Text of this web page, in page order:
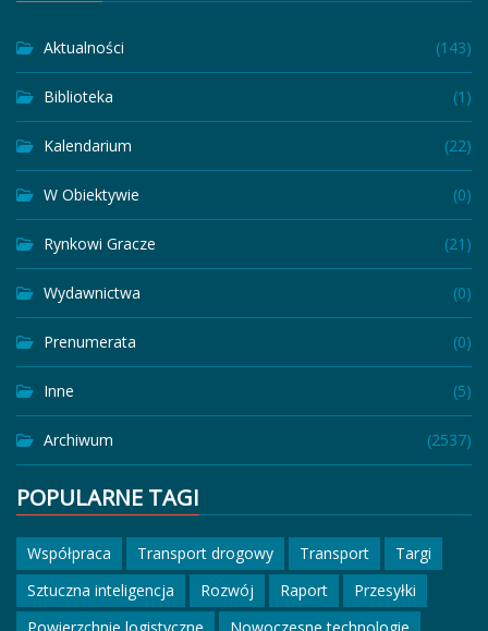
Aktualności (143)
Biblioteka (1)
Kalendarium (22)
W Obiektywie (0)
Rynkowi Gracze (21)
Wydawnictwa (0)
Prenumerata (0)
Inne (5)
Archiwum (2537)
POPULARNE TAGI
Współpraca Transport drogowy Transport
Targi
Sztuczna inteligencja
Rozwój Raport
Przesyłki